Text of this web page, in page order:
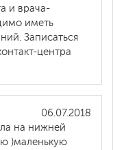
и врача-
иметь
Записаться
центра
06.07.2018
на нижней
)маленькую